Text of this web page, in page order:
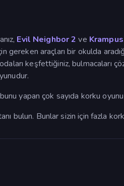
Evil Neighbor 2 ve Krampus
gereken araçları bir okulda
keşfettiğiniz, bulmacaları
yapan çok sayıda korku
bulun. Bunlar sizin için fazla